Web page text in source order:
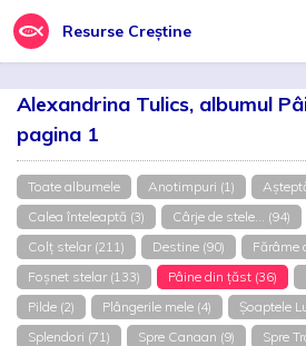
Resurse Creștine
Alexandrina Tulics, albumul
pagina 1
Toate albumele Anotimpuri (1)
Calea înteleaptă (3)
Cârje de stele... (94)
Colț stelar (211)
Destine (90)
Fărâme
Foșnet stelar (133)
Pâine din țăst (36)
Pilde (2)
Plângerile mele (4)
Şoaptele
Splendori (71)
Spre Canaan (9)
Spre